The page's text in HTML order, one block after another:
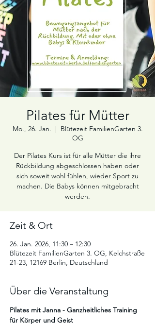
Pilates für Mütter
Mo., 26. Jan.
  |
Blütezeit FamilienGarten 3.
OG
Der Pilates Kurs ist für alle Mütter die ihre
Rückbildung abgeschlossen haben oder
sich soweit wohl fühlen, wieder Sport zu
machen. Die Babys können mitgebracht
werden.
Zeit & Ort
26. Jan. 2026, 11:30 – 12:30
Blütezeit FamilienGarten 3. OG, Kelchstraße
21-23, 12169 Berlin, Deutschland
Über die Veranstaltung
Pilates mit Janna - Ganzheitliches Training
für Körper und Geist